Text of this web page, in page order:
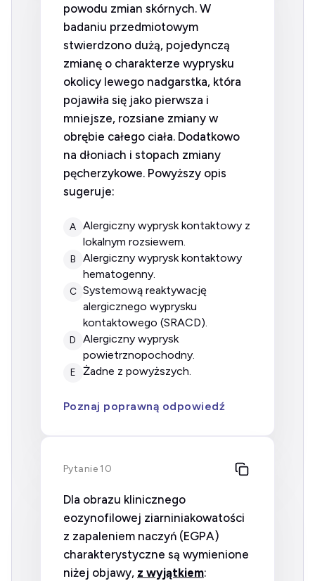
powodu zmian skórnych. W
badaniu przedmiotowym
stwierdzono dużą, pojedynczą
zmianę o charakterze wyprysku
okolicy lewego nadgarstka, która
pojawiła się jako pierwsza i
mniejsze, rozsiane zmiany w
obrębie całego ciała. Dodatkowo
na dłoniach i stopach zmiany
pęcherzykowe. Powyższy opis
sugeruje:
A
alergiczny wyprysk kontaktowy z
lokalnym rozsiewem.
B
alergiczny wyprysk kontaktowy
hematogenny.
C systemową reaktywację
alergicznego wyprysku
kontaktowego (SRACD).
D
alergiczny wyprysk
powietrznopochodny.
E żadne z powyższych.
Poznaj poprawną odpowiedź
Pytanie 10
Dla obrazu klinicznego
eozynofilowej ziarniniakowatości
z zapaleniem naczyń (EGPA)
charakterystyczne są wymienione
niżej objawy, z wyjątkiem: